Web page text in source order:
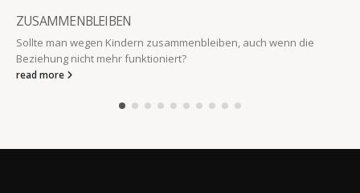
ZUSAMMENBLEIBEN
Sollte man wegen Kindern zusammenbleiben, auch wenn die
Beziehung nicht mehr funktioniert?
read more